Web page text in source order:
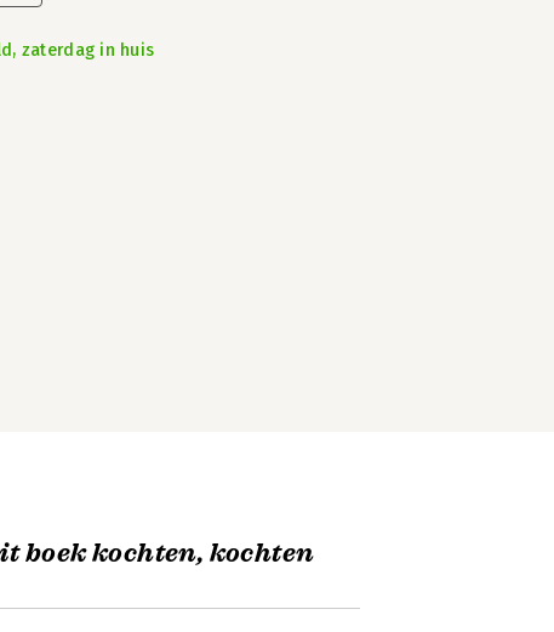
zaterdag in huis
boek kochten, kochten